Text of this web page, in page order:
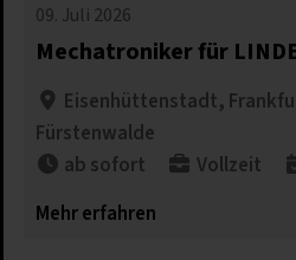
09. Juli 2026
Mechatroniker für
Eisenhüttenstadt,
Fürstenwalde
ab sofort
Vollzeit
Mehr erfahren